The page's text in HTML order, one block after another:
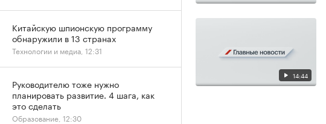
14:44
Китайскую шпионскую программу
обнаружили в 13 странах
Технологии и медиа, 12:31
Руководителю тоже нужно
планировать развитие. 4 шага, как
это сделать
Образование, 12:30